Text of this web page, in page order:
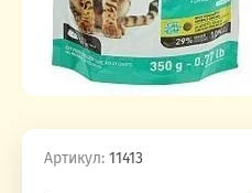
Артикул: 11413